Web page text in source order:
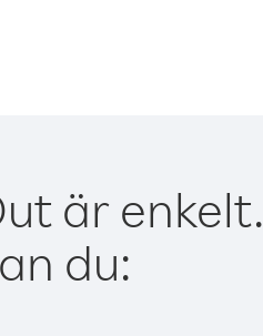
är enkelt.
du: